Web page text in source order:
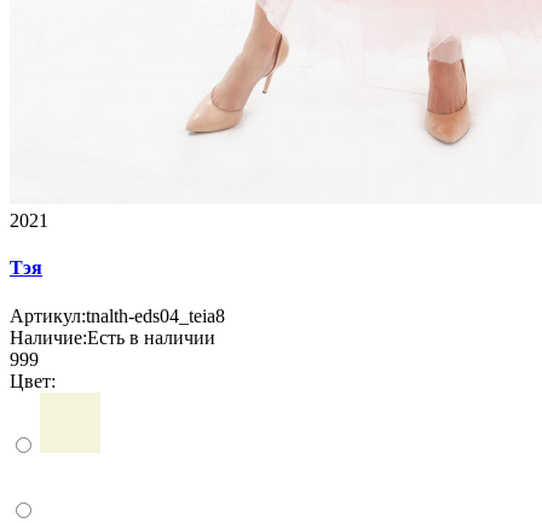
2021
Тэя
Артикул:tnalth-eds04_teia8
Наличие:Есть в наличии
999
Цвет: